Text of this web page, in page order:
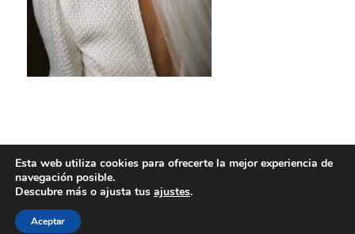
Esta web utiliza cookies para ofrecerte la mejor experiencia de
navegación posible.
Descubre más o ajusta tus ajustes.
Aceptar